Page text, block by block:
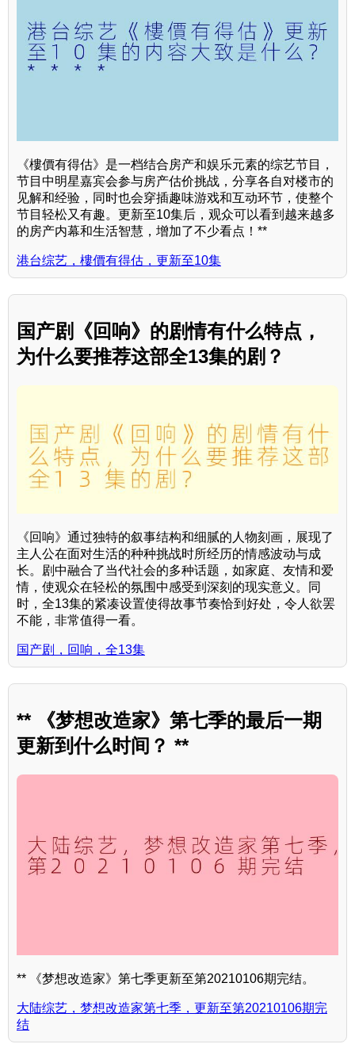
《樓價有得估》是一档结合房产和娱乐元素的综艺节目，
节目中明星嘉宾会参与房产估价挑战，分享各自对楼市的
见解和经验，同时也会穿插趣味游戏和互动环节，使整个
节目轻松又有趣。更新至10集后，观众可以看到越来越多
的房产内幕和生活智慧，增加了不少看点！**
港台综艺，樓價有得估，更新至10集
国产剧《回响》的剧情有什么特点，
为什么要推荐这部全13集的剧？
《回响》通过独特的叙事结构和细腻的人物刻画，展现了
主人公在面对生活的种种挑战时所经历的情感波动与成
长。剧中融合了当代社会的多种话题，如家庭、友情和爱
情，使观众在轻松的氛围中感受到深刻的现实意义。同
时，全13集的紧凑设置使得故事节奏恰到好处，令人欲罢
不能，非常值得一看。
国产剧，回响，全13集
** 《梦想改造家》第七季的最后一期
更新到什么时间？ **
** 《梦想改造家》第七季更新至第20210106期完结。
大陆综艺，梦想改造家第七季，更新至第20210106期完
结